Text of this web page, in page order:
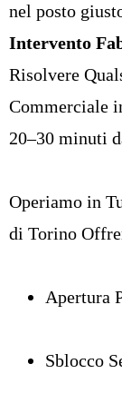
nel posto
Intervento
Risolvere
Commerciale
20–30 minuti
Operiamo in
di Torino
Apertura
Sblocco